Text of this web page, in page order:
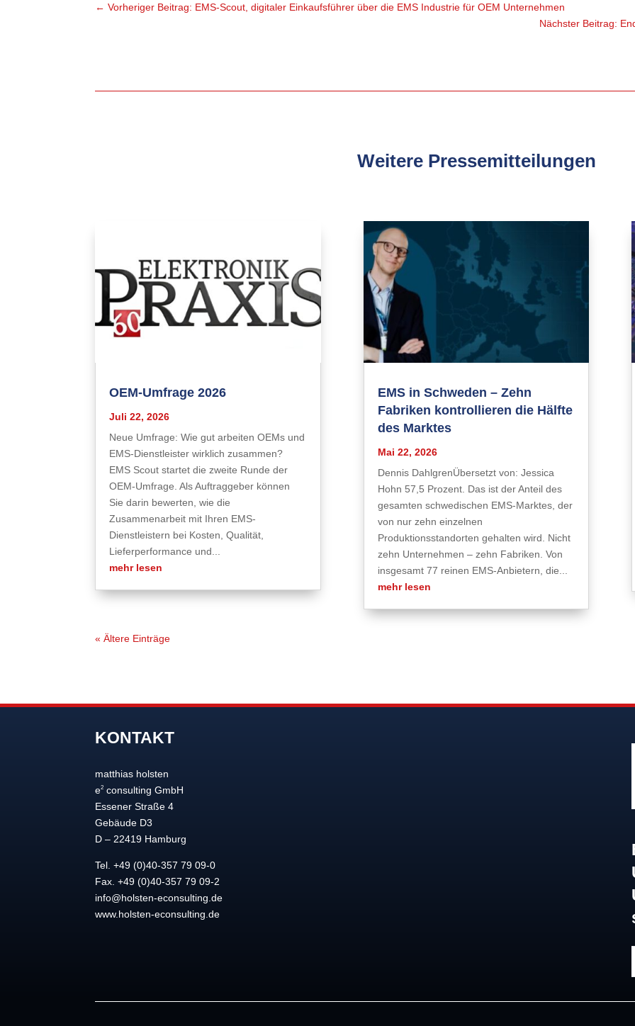
←Vorheriger Beitrag: EMS-Scout, digitaler Einkaufsführer über die EMS Industrie für OEM Unternehmen
Nächster Beitrag:
Weitere Pressemitteilungen
OEM-Umfrage 2026
Juli 22, 2026
Neue Umfrage: Wie gut arbeiten OEMs und
EMS-Dienstleister wirklich zusammen?
EMS Scout startet die zweite Runde der
OEM-Umfrage. Als Auftraggeber können
Sie darin bewerten, wie die
Zusammenarbeit mit Ihren EMS-
Dienstleistern bei Kosten, Qualität,
Lieferperformance und...
mehr lesen
EMS in Schweden – Zehn
Fabriken kontrollieren die Hälfte
des Marktes
Mai 22, 2026
Dennis DahlgrenÜbersetzt von: Jessica
Hohn 57,5 Prozent. Das ist der Anteil des
gesamten schwedischen EMS-Marktes, der
von nur zehn einzelnen
Produktionsstandorten gehalten wird. Nicht
zehn Unternehmen – zehn Fabriken. Von
insgesamt 77 reinen EMS-Anbietern, die...
mehr lesen
« Ältere Einträge
KONTAKT
matthias holsten
e2 consulting GmbH
Essener Straße 4
Gebäude D3
D – 22419 Hamburg
Tel. +49 (0)40-357 79 09-0
Fax. +49 (0)40-357 79 09-2
info@holsten-econsulting.de
www.holsten-econsulting.de